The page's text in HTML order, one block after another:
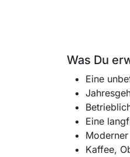
Was Du
Eine
Eine
Kaffee,